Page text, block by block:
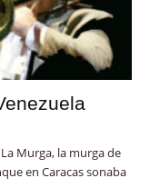
La Murga, la murga de
en Caracas sonaba